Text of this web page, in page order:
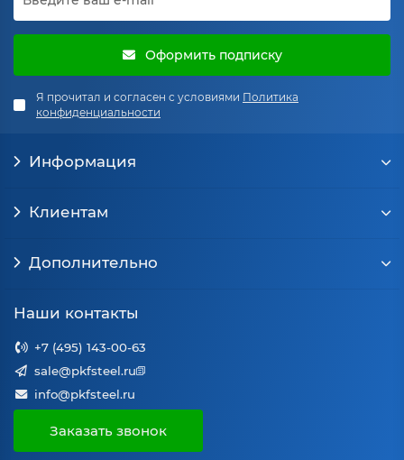
Оформить подписку
Я прочитал и согласен с условиями Политика
конфиденциальности
Информация
Клиентам
Дополнительно
Наши контакты
+7 (495) 143-00-63
sale@pkfsteel.ru
info@pkfsteel.ru
Заказать звонок